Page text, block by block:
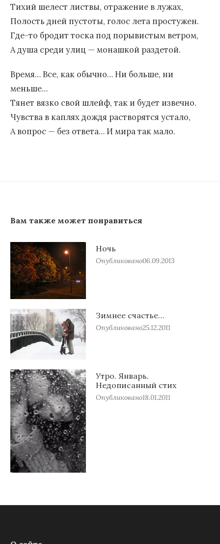
Тихий шелест листвы, отражение в лужах,
Полость дней пустоты, голос лета простужен.
Где-то бродит тоска под порывистым ветром,
А душа среди улиц — монашкой раздетой.
Время… Все, как обычно… Ни больше, ни
меньше…
Тянет вязко свой шлейф, так и будет извечно.
Чувства в каплях дождя растворятся устало,
А вопрос — без ответа… И мира так мало.
Вам также может понравиться
Ночь
Опубликовано06.09.2013
Зимнее счастье…
Опубликовано25.12.2011
Утро. Январь.
Недописанный стих
Опубликовано18.01.2011